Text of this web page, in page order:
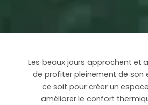
Les beaux jours approchent et
de profiter pleinement de son
ce soit pour créer un
améliorer le confort